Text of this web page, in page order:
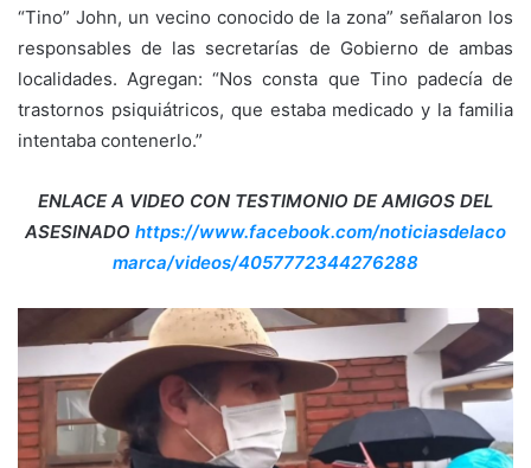
“Tino” John, un vecino conocido de la zona” señalaron los
responsables de las secretarías de Gobierno de ambas
localidades. Agregan: “Nos consta que Tino padecía de
trastornos psiquiátricos, que estaba medicado y la familia
intentaba contenerlo.”
ENLACE A VIDEO CON TESTIMONIO DE AMIGOS DEL
ASESINADO https://www.facebook.com/noticiasdelaco
marca/videos/4057772344276288